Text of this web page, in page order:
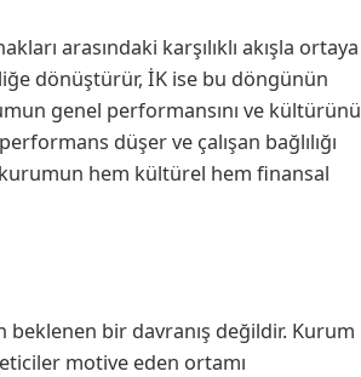
arasındaki karşılıklı akışla ortaya
dönüştürür, İK ise bu döngünün
genel performansını ve kültürünü
düşer ve çalışan bağlılığı
hem kültürel hem finansal
beklenen bir davranış değildir. Kurum
motive eden ortamı